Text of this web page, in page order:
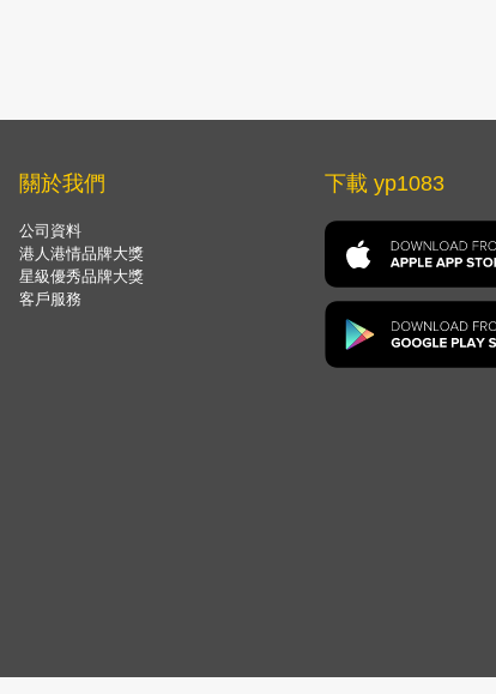
關於我們
公司資料
港人港情品牌大獎
星級優秀品牌大獎
客戶服務
下載 yp1083